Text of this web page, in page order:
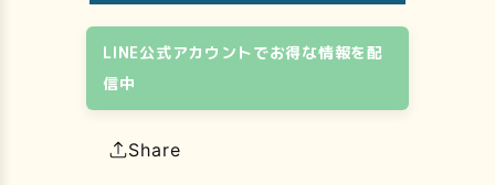
LINE公式アカウントでお得な情報を配
信中
Share